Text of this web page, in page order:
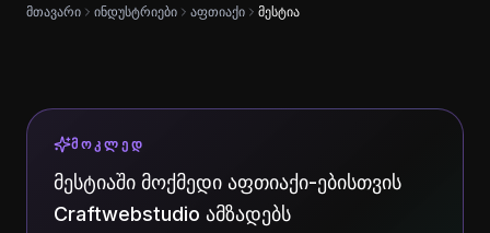
მთავარი ინდუსტრიები აფთიაქი მესტია
ᲛᲝᲙᲚᲔᲓ
მესტიაში მოქმედი აფთიაქი-ებისთვის
Craftwebstudio ამზადებს